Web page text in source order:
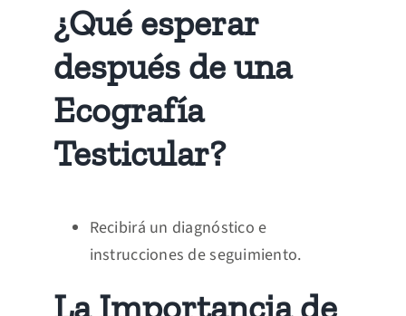
¿Qué esperar
después de una
Ecografía
Testicular?
Recibirá un diagnóstico e
instrucciones de seguimiento.
La Importancia de